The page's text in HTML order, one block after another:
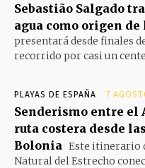
Sebastião Salgado
agua como origen de
presentará desde finales
recorrido por casi un
PLAYAS DE ESPAÑA 7
Senderismo entre
ruta costera desde
Bolonia Este itinerario
Natural del Estrecho